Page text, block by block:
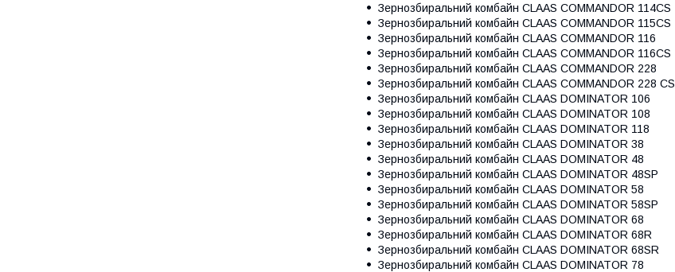
Зернозбиральний комбайн CLAAS COMMANDOR 114CS
Зернозбиральний комбайн CLAAS COMMANDOR 115CS
Зернозбиральний комбайн CLAAS COMMANDOR 116
Зернозбиральний комбайн CLAAS COMMANDOR 116CS
Зернозбиральний комбайн CLAAS COMMANDOR 228
Зернозбиральний комбайн CLAAS COMMANDOR 228 CS
Зернозбиральний комбайн CLAAS DOMINATOR 106
Зернозбиральний комбайн CLAAS DOMINATOR 108
Зернозбиральний комбайн CLAAS DOMINATOR 118
Зернозбиральний комбайн CLAAS DOMINATOR 38
Зернозбиральний комбайн CLAAS DOMINATOR 48
Зернозбиральний комбайн CLAAS DOMINATOR 48SP
Зернозбиральний комбайн CLAAS DOMINATOR 58
Зернозбиральний комбайн CLAAS DOMINATOR 58SP
Зернозбиральний комбайн CLAAS DOMINATOR 68
Зернозбиральний комбайн CLAAS DOMINATOR 68R
Зернозбиральний комбайн CLAAS DOMINATOR 68SR
Зернозбиральний комбайн CLAAS DOMINATOR 78